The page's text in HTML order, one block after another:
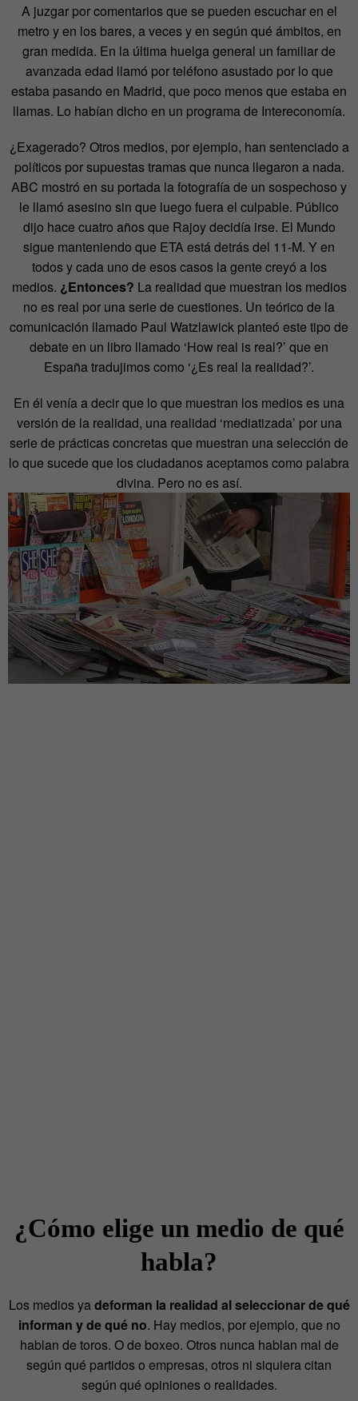
A juzgar por comentarios que se pueden escuchar en el
metro y en los bares, a veces y en según qué ámbitos, en
gran medida. En la última huelga general un familiar de
avanzada edad llamó por teléfono asustado por lo que
estaba pasando en Madrid, que poco menos que estaba en
llamas. Lo habían dicho en un programa de Intereconomía.
¿Exagerado? Otros medios, por ejemplo, han sentenciado a
políticos por supuestas tramas que nunca llegaron a nada.
ABC mostró en su portada la fotografía de un sospechoso y
le llamó asesino sin que luego fuera el culpable. Público
dijo hace cuatro años que Rajoy decidía irse. El Mundo
sigue manteniendo que ETA está detrás del 11-M. Y en
todos y cada uno de esos casos la gente creyó a los
medios. ¿Entonces? La realidad que muestran los medios
no es real por una serie de cuestiones. Un teórico de la
comunicación llamado Paul Watzlawick planteó este tipo de
debate en un libro llamado ‘How real is real?’ que en
España tradujimos como ‘¿Es real la realidad?’.
En él venía a decir que lo que muestran los medios es una
versión de la realidad, una realidad ‘mediatizada’ por una
serie de prácticas concretas que muestran una selección de
lo que sucede que los ciudadanos aceptamos como palabra
divina. Pero no es así.
¿Cómo elige un medio de qué
habla?
Los medios yadeforman la realidad al seleccionar de qué
informan y de qué no. Hay medios, por ejemplo, que no
hablan de toros. O de boxeo. Otros nunca hablan mal de
según qué partidos o empresas, otros ni siquiera citan
según qué opiniones o realidades.